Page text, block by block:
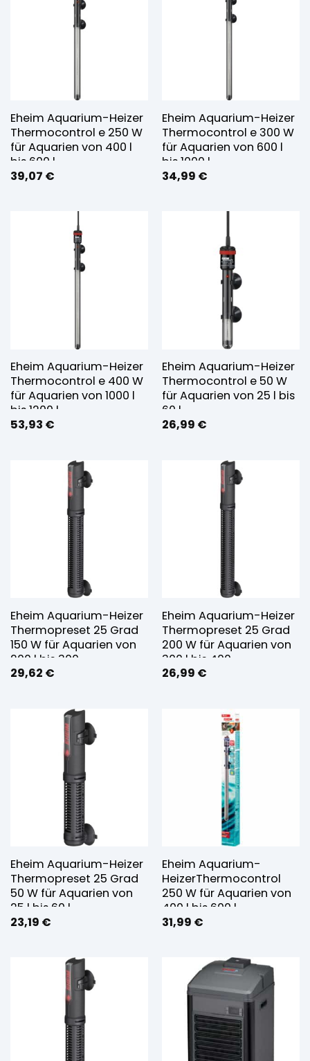
Eheim Aquarium-Heizer
Thermocontrol e 250 W
für Aquarien von 400 l
bis 600 l
39,07 €
Eheim Aquarium-Heizer
Thermocontrol e 300 W
für Aquarien von 600 l
bis 1000 l
34,99 €
Eheim Aquarium-Heizer
Thermocontrol e 400 W
für Aquarien von 1000 l
bis 1200 l
53,93 €
Eheim Aquarium-Heizer
Thermocontrol e 50 W
für Aquarien von 25 l bis
60 l
26,99 €
Eheim Aquarium-Heizer
Thermopreset 25 Grad
150 W für Aquarien von
200 l bis 300
29,62 €
Eheim Aquarium-Heizer
Thermopreset 25 Grad
200 W für Aquarien von
300 l bis 400
26,99 €
Eheim Aquarium-Heizer
Thermopreset 25 Grad
50 W für Aquarien von
25 l bis 60 l
23,19 €
Eheim Aquarium-
HeizerThermocontrol
250 W für Aquarien von
400 l bis 600 l
31,99 €